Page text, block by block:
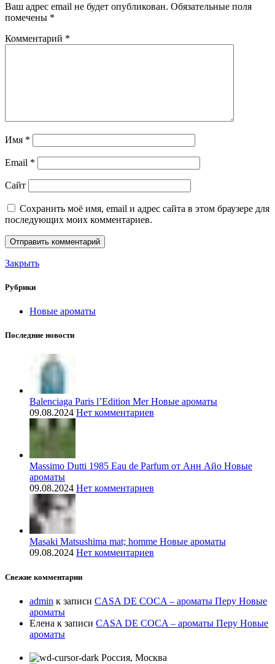
Ваш адрес email не будет опубликован. Обязательные поля
помечены *
Комментарий *
Имя *
Email *
Сайт
Сохранить моё имя, email и адрес сайта в этом браузере для
последующих моих комментариев.
Закрыть
Рубрики
Новые ароматы
Последние новости
Balenciaga Paris l’Edition Mer Новые ароматы
09.08.2024 Нет комментариев
Massimo Dutti 1985 Eau de Parfum от Анн Айо Новые
ароматы
09.08.2024 Нет комментариев
Masaki Matsushima mat; homme Новые ароматы
09.08.2024 Нет комментариев
Свежие комментарии
admin к записи CASA DE COCA – ароматы Перу Новые
ароматы
Елена к записи CASA DE COCA – ароматы Перу Новые
ароматы
Россия, Москва